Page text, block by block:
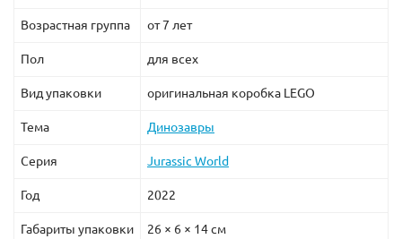
Возрастная группа от 7 лет
Пол для всех
Вид упаковки оригинальная коробка LEGO
Тема Динозавры
Серия Jurassic World
Год 2022
Габариты упаковки 26 × 6 × 14 см